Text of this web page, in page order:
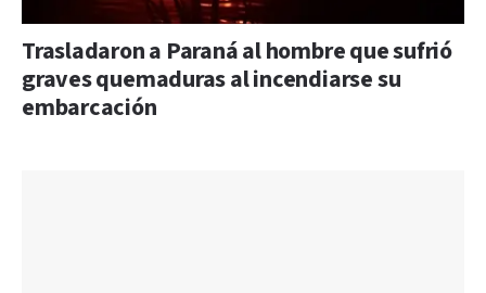
Trasladaron a Paraná al hombre que sufrió
graves quemaduras al incendiarse su
embarcación